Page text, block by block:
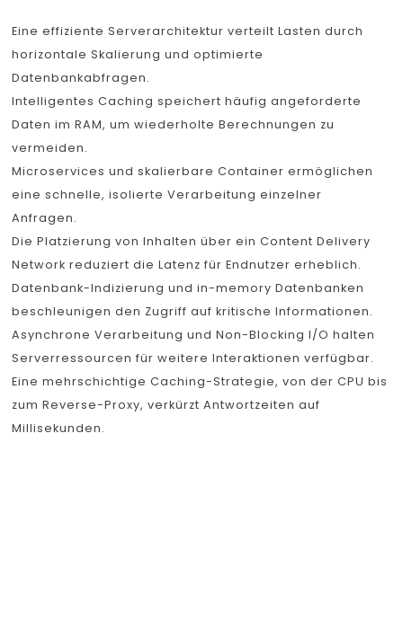
Eine effiziente Serverarchitektur verteilt Lasten durch
horizontale Skalierung und optimierte
Datenbankabfragen.
Intelligentes Caching speichert häufig angeforderte
Daten im RAM, um wiederholte Berechnungen zu
vermeiden.
Microservices und skalierbare Container ermöglichen
eine schnelle, isolierte Verarbeitung einzelner
Anfragen.
Die Platzierung von Inhalten über ein Content Delivery
Network reduziert die Latenz für Endnutzer erheblich.
Datenbank-Indizierung und in-memory Datenbanken
beschleunigen den Zugriff auf kritische Informationen.
Asynchrone Verarbeitung und Non-Blocking I/O halten
Serverressourcen für weitere Interaktionen verfügbar.
Eine mehrschichtige Caching-Strategie, von der CPU bis
zum Reverse-Proxy, verkürzt Antwortzeiten auf
Millisekunden.